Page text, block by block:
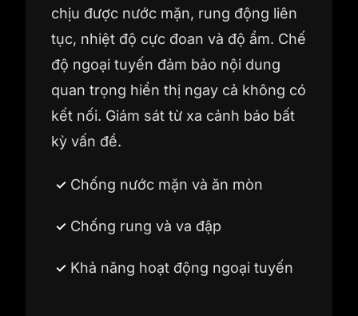
chịu được nước mặn, rung động liên
tục, nhiệt độ cực đoan và độ ẩm. Chế
độ ngoại tuyến đảm bảo nội dung
quan trọng hiển thị ngay cả không có
kết nối. Giám sát từ xa cảnh báo bất
kỳ vấn đề.
Chống nước mặn và ăn mòn
Chống rung và va đập
Khả năng hoạt động ngoại tuyến